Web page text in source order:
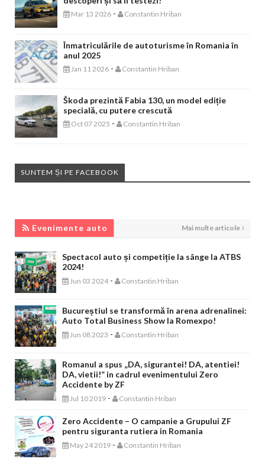
Mar 13 2026 - Constantin Hriban
Înmatriculările de autoturisme în Romania în
anul 2025
Jan 11 2026 - Constantin Hriban
Škoda prezintă Fabia 130, un model ediție
specială, cu putere crescută
Oct 07 2025 - Constantin Hriban
SUNTEM ȘI PE FACEBOOK
Evenimente auto Mai multe articole
Spectacol auto și competiție la sânge la ATBS
2024!
Jun 03 2024 - Constantin Hriban
Bucureștiul se transformă în arena adrenalinei:
Auto Total Business Show la Romexpo!
Jun 08 2023 - Constantin Hriban
Romanul a spus „DA, sigurantei! DA, atentiei!
DA, vietii!” in cadrul evenimentului Zero
Accidente by ZF
Jul 10 2019 - Constantin Hriban
Zero Accidente – O campanie a Grupului ZF
pentru siguranta rutiera in Romania
May 24 2019 - Constantin Hriban